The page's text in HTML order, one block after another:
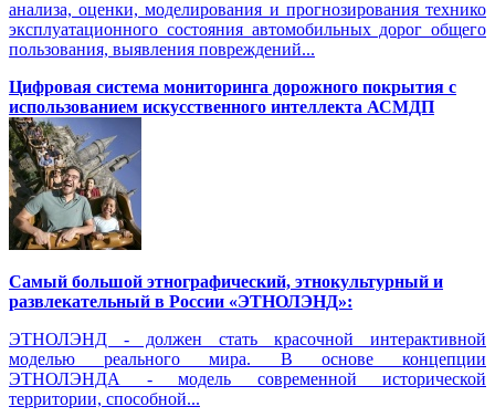
анализа, оценки, моделирования и прогнозирования технико
эксплуатационного состояния автомобильных дорог общего
пользования, выявления повреждений...
Цифровая система мониторинга дорожного покрытия с
использованием искусственного интеллекта АСМДП
Самый большой этнографический, этнокультурный и
развлекательный в России «ЭТНОЛЭНД»:
ЭТНОЛЭНД - должен стать красочной интерактивной
моделью реального мира. В основе концепции
ЭТНОЛЭНДА - модель современной исторической
территории, способной...